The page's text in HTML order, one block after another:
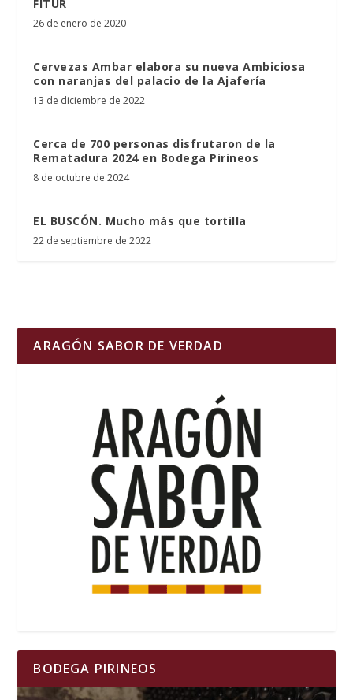
FITUR
26 de enero de 2020
Cervezas Ambar elabora su nueva Ambiciosa
con naranjas del palacio de la Ajafería
13 de diciembre de 2022
Cerca de 700 personas disfrutaron de la
Rematadura 2024 en Bodega Pirineos
8 de octubre de 2024
EL BUSCÓN. Mucho más que tortilla
22 de septiembre de 2022
ARAGÓN SABOR DE VERDAD
BODEGA PIRINEOS